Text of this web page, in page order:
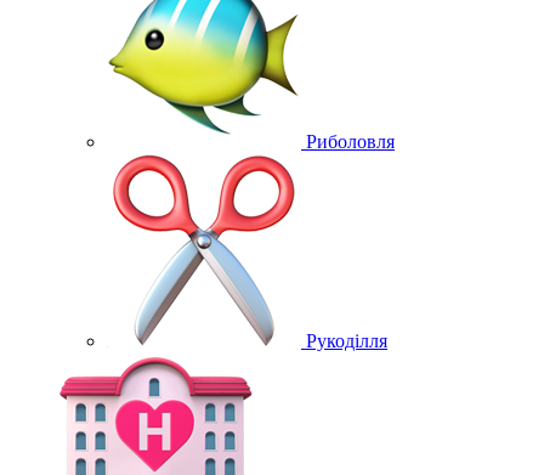
Риболовля
Рукоділля